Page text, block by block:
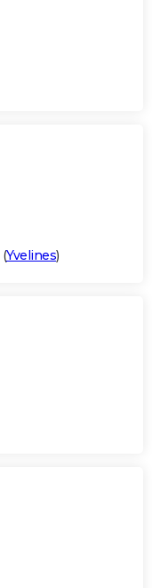
(Yvelines)